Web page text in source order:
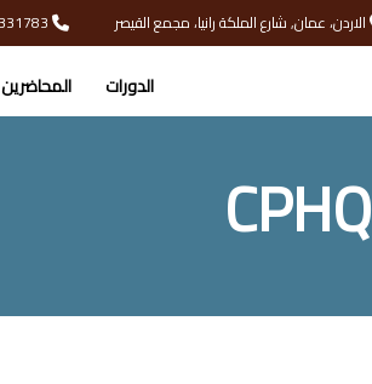
الاردن، عمان, شارع الملكة رانيا، مجمع القيصر
المحاضرين الدورات
CPHQ